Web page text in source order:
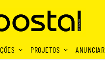
PROJETOS ANUNCIAR